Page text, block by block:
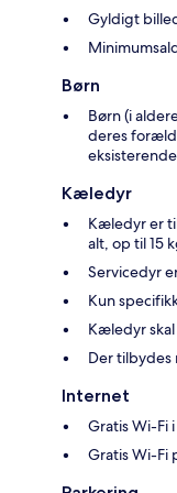
Gyldigt
Børn
Børn (i
deres
Kæledyr
Kæledyr er
alt, op til 15
Servicedyr
Kun
Kæledyr
Der tilbydes
Internet
Gratis Wi-Fi
Gratis Wi-Fi